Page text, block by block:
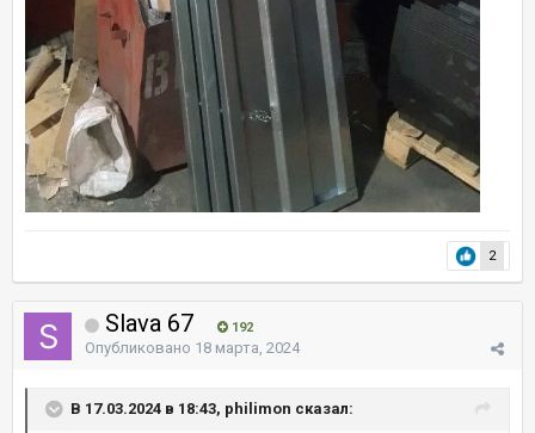
2
Slava 67 192
Опубликовано 18 марта, 2024
В 17.03.2024 в 18:43, philimon сказал: